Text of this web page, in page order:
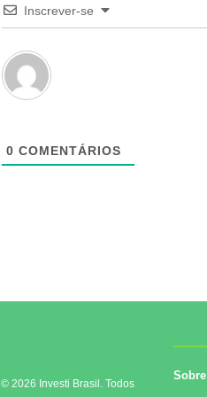
Inscrever-se
0 COMENTÁRIOS
© 2026 Investi Brasil. Todos
Sobre